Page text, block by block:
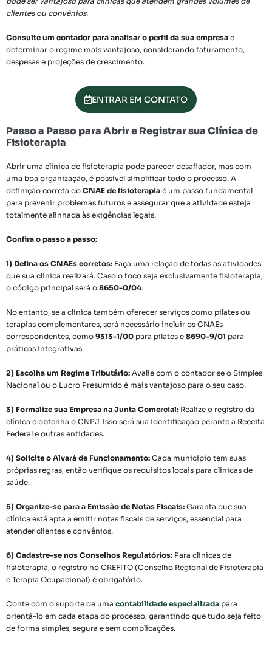
clientes ou convênios.
Consulte um contador para analisar o perfil da sua empresa e
determinar o regime mais vantajoso, considerando faturamento,
despesas e projeções de crescimento.
ENTRAR EM CONTATO
Passo a Passo para Abrir e Registrar sua Clínica de
Fisioterapia
Abrir uma clínica de fisioterapia pode parecer desafiador, mas com
uma boa organização, é possível simplificar todo o processo. A
definição correta do CNAE de fisioterapia é um passo fundamental
para prevenir problemas futuros e assegurar que a atividade esteja
totalmente alinhada às exigências legais.
Confira o passo a passo:
1) Defina os CNAEs corretos: Faça uma relação de todas as atividades
que sua clínica realizará. Caso o foco seja exclusivamente fisioterapia,
o código principal será o 8650-0/04.
No entanto, se a clínica também oferecer serviços como pilates ou
terapias complementares, será necessário incluir os CNAEs
correspondentes, como 9313-1/00 para pilates e 8690-9/01 para
práticas integrativas.
2) Escolha um Regime Tributário: Avalie com o contador se o Simples
Nacional ou o Lucro Presumido é mais vantajoso para o seu caso.
3) Formalize sua Empresa na Junta Comercial: Realize o registro da
clínica e obtenha o CNPJ. Isso será sua identificação perante a Receita
Federal e outras entidades.
4) Solicite o Alvará de Funcionamento: Cada município tem suas
próprias regras, então verifique os requisitos locais para clínicas de
saúde.
5) Organize-se para a Emissão de Notas Fiscais: Garanta que sua
clínica está apta a emitir notas fiscais de serviços, essencial para
atender clientes e convênios.
6) Cadastre-se nos Conselhos Regulatórios: Para clínicas de
fisioterapia, o registro no CREFITO (Conselho Regional de Fisioterapia
e Terapia Ocupacional) é obrigatório.
Conte com o suporte de uma contabilidade especializada para
orientá-lo em cada etapa do processo, garantindo que tudo seja feito
de forma simples, segura e sem complicações.